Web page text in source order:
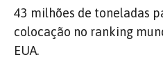
43 milhões de toneladas
colocação no ranking
EUA.